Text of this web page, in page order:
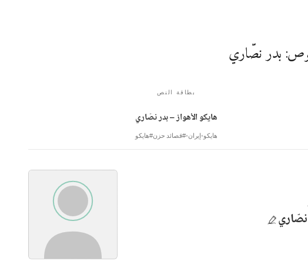
بدر نصّاري
بطاقة النص
هايكو الأهواز – بدر نصّاري
هايكو إيران #قصائد حزن#هايكو